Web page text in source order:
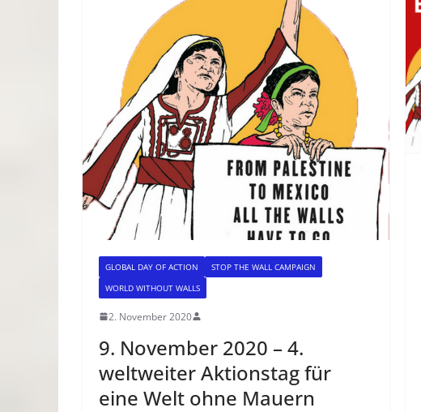
GLOBAL DAY OF ACTION
STOP THE WALL CAMPAIGN
WORLD WITHOUT WALLS
2. November 2020
9. November 2020 – 4.
weltweiter Aktionstag für
eine Welt ohne Mauern